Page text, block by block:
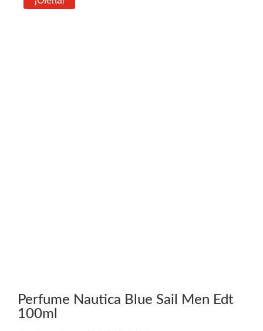
Perfume Nautica Blue Sail Men Edt
100ml